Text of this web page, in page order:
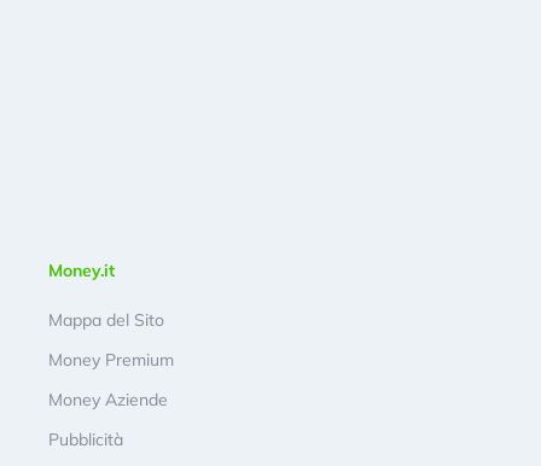
Money.it
Mappa del Sito
Money Premium
Money Aziende
Pubblicità